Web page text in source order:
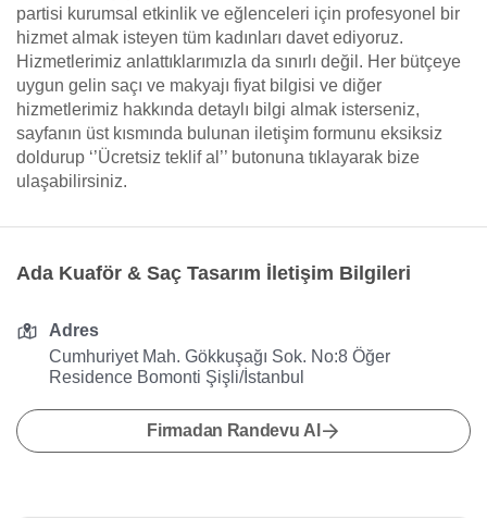
partisi kurumsal etkinlik ve eğlenceleri için profesyonel bir
hizmet almak isteyen tüm kadınları davet ediyoruz.
Hizmetlerimiz anlattıklarımızla da sınırlı değil. Her bütçeye
uygun gelin saçı ve makyajı fiyat bilgisi ve diğer
hizmetlerimiz hakkında detaylı bilgi almak isterseniz,
sayfanın üst kısmında bulunan iletişim formunu eksiksiz
doldurup ‘’Ücretsiz teklif al’’ butonuna tıklayarak bize
ulaşabilirsiniz.
Ada Kuaför & Saç Tasarım İletişim Bilgileri
Adres
Cumhuriyet Mah. Gökkuşağı Sok. No:8 Öğer
Residence Bomonti Şişli/İstanbul
Firmadan Randevu Al